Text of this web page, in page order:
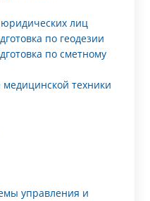
лиц
по геодезии
по сметному
медицинской техники
управления и